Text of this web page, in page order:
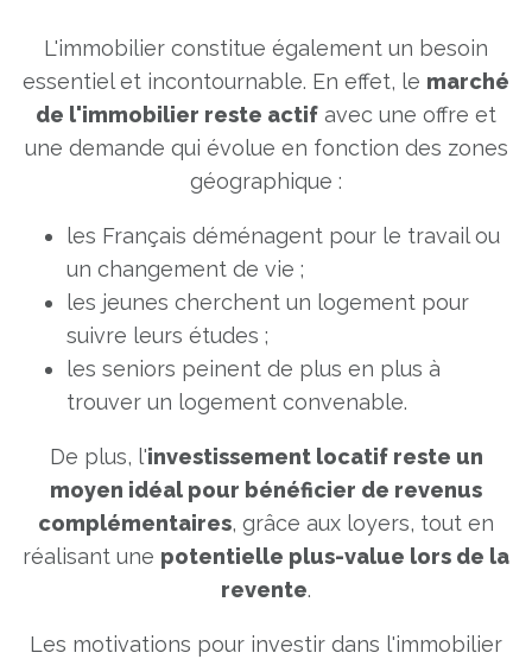
L'immobilier constitue également un besoin
essentiel et incontournable. En effet, le marché
de l'immobilier reste actif avec une offre et
une demande qui évolue en fonction des zones
géographique :
les Français déménagent pour le travail ou
un changement de vie ;
les jeunes cherchent un logement pour
suivre leurs études ;
les seniors peinent de plus en plus à
trouver un logement convenable.
De plus, l'investissement locatif reste un
moyen idéal pour bénéficier de revenus
complémentaires, grâce aux loyers, tout en
réalisant une potentielle plus-value lors de la
revente.
Les motivations pour investir dans l'immobilier